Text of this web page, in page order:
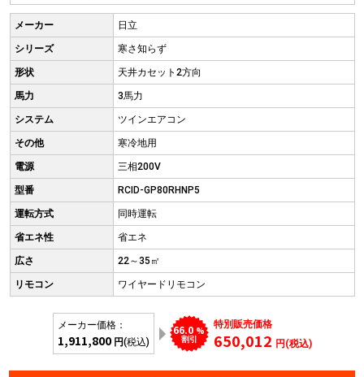
メーカー 日立
シリーズ 寒さ知らず
形状 天井カセット2方向
馬力 3馬力
システム ツインエアコン
その他 寒冷地用
電源 三相200V
型番 RCID-GP80RHNP5
運転方式 同時運転
省エネ性 省エネ
広さ 22～35㎡
リモコン ワイヤードリモコン
メーカー価格：
1,911,800 円(税込)
66.0 %
割引
特別販売価格
650,012 円(税込)